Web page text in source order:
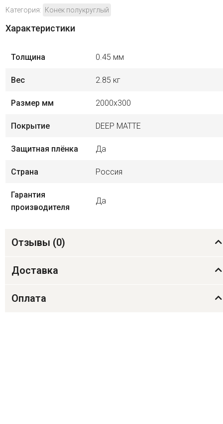
Категория: Конек полукруглый
Характеристики
Толщина 0.45 мм
Вес 2.85 кг
Размер мм 2000х300
Покрытие DEEP MATTE
Защитная плёнка Да
Страна Россия
Гарантия
производителя
Да
Отзывы (0)
Доставка
Оплата